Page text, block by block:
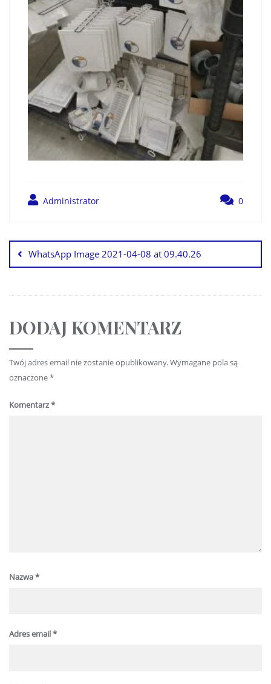
Administrator 0
WhatsApp Image 2021-04-08 at 09.40.26
DODAJ KOMENTARZ
Twój adres email nie zostanie opublikowany.Wymagane pola są
oznaczone*
Komentarz*
Nazwa*
Adres email*